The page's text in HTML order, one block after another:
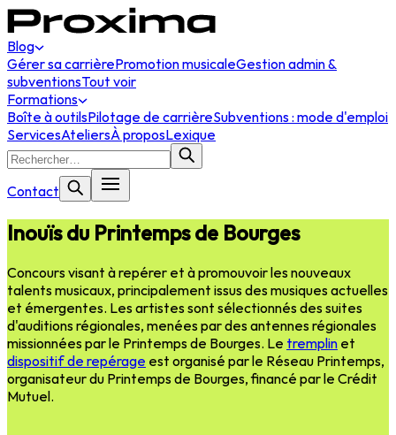
Blog
Gérer sa carrièrePromotion musicaleGestion admin &
subventionsTout voir
Formations
Boîte à outilsPilotage de carrièreSubventions : mode d'emploi
ServicesAteliersÀ proposLexique
Contact
Inouïs du Printemps de Bourges
Concours visant à repérer et à promouvoir les nouveaux
talents musicaux, principalement issus des musiques actuelles
et émergentes. Les artistes sont sélectionnés des suites
d'auditions régionales, menées par des antennes régionales
missionnées par le Printemps de Bourges. Le tremplin et
dispositif de repérage est organisé par le Réseau Printemps,
organisateur du Printemps de Bourges, financé par le Crédit
Mutuel.